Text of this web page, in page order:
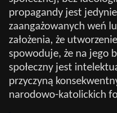
propagandy jest
zaangażowanych weń
założenia, że
spowoduje, że na jego
społeczny jest
przyczyną
narodowo-katolickich